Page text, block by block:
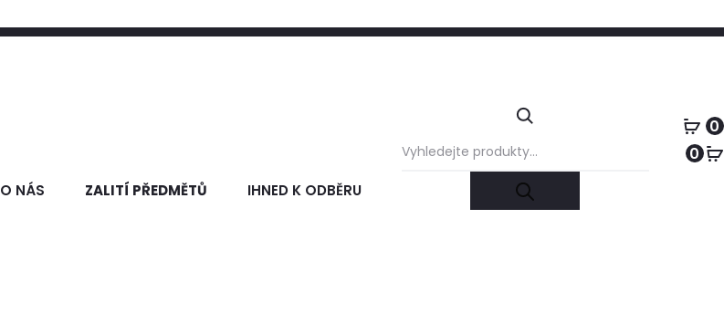
O NÁS ZALITÍ PŘEDMĚTŮ IHNED K ODBĚRU
Products
0
0